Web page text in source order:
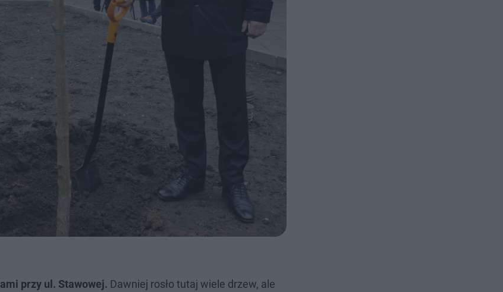
przy ul. Stawowej. Dawniej rosło tutaj wiele drzew, ale